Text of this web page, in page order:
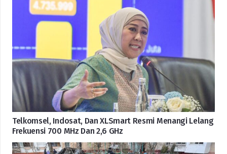
Telkomsel, Indosat, Dan XLSmart Resmi Menangi Lelang
Frekuensi 700 MHz Dan 2,6 GHz